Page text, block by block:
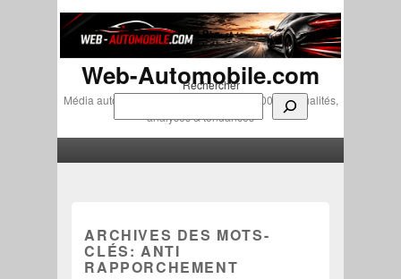
Rechercher
Web-Automobile.com
Média automobile indépendant depuis 2007 • Actualités,
analyses & tendances
ARCHIVES DES MOTS-
CLÉS: ANTI
RAPPORCHEMENT